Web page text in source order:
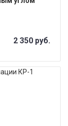
2 350 руб.